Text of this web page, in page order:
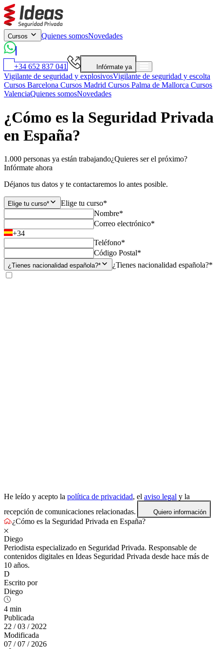
Cursos Quienes somosNovedades
+34 652 837 041 Infórmate ya
Vigilante de seguridad y explosivosVigilante de seguridad y escolta
Cursos Barcelona Cursos Madrid Cursos Palma de Mallorca Cursos
ValenciaQuienes somosNovedades
¿Cómo es la Seguridad Privada
en España?
1.000 personas ya están trabajando¿Quieres ser el próximo?
Infórmate ahora
Déjanos tus datos y te contactaremos lo antes posible.
Elige tu curso*
Elige tu curso*
Nombre*
Correo electrónico*
+34
Teléfono*
Código Postal*
¿Tienes nacionalidad española?* ¿Tienes nacionalidad española?*
He leído y acepto la política de privacidad, el aviso legal y la
recepción de comunicaciones relacionadas.
Quiero información
¿Cómo es la Seguridad Privada en España?
Diego
Periodista especializado en Seguridad Privada. Responsable de
contenidos digitales en Ideas Seguridad Privada desde hace más de
10 años.
D
Escrito por
Diego
4 min
Publicada
22 / 03 / 2022
Modificada
07 / 07 / 2026